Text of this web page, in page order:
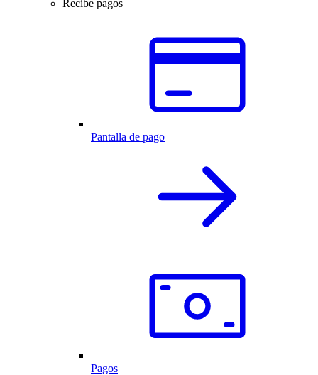
Recibe pagos
Pantalla de pago
Pagos